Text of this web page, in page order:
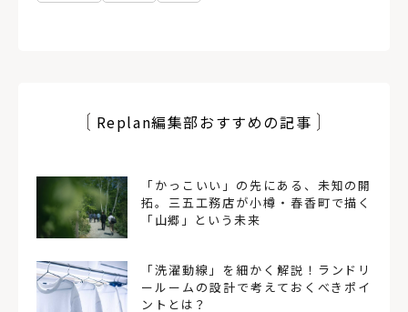
Replan編集部おすすめの記事
「かっこいい」の先にある、未知の開
拓。三五工務店が小樽・春香町で描く
「山郷」という未来
「洗濯動線」を細かく解説！ランドリ
ールームの設計で考えておくべきポイ
ントとは？